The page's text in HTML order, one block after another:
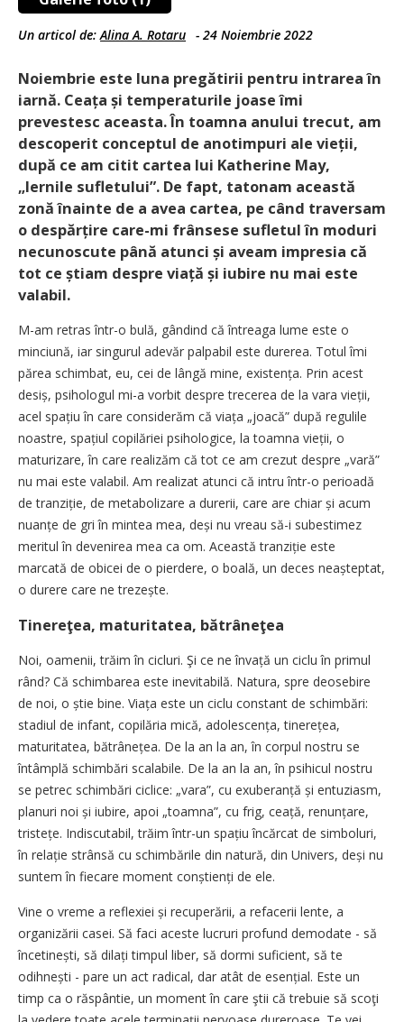
Un articol de:Alina A. Rotaru - 24 Noiembrie 2022
Noiembrie este luna pregătirii pentru intrarea în
iarnă. Ceața și temperaturile joase îmi
prevestesc aceasta. În toamna anului trecut, am
descoperit conceptul de anotimpuri ale vieții,
după ce am citit cartea lui Katherine May,
„Iernile sufletului”. De fapt, tatonam această
zonă înainte de a avea cartea, pe când traversam
o despărțire care-mi frânsese ­sufletul în moduri
necunoscute până atunci și aveam impresia că
tot ce știam despre viață și iubire nu mai este
valabil.
M-am retras într-o bulă, gândind că întreaga lume este o
minciună, iar singurul adevăr palpabil este durerea. Totul îmi
părea schimbat, eu, cei de lângă mine, existența. Prin acest
desiș, psihologul mi-a vorbit despre trecerea de la vara vieții,
acel spațiu în care considerăm că viața „joacă” după regulile
noastre, spațiul copilăriei psihologice, la toamna vieții, o
maturizare, în care realizăm că tot ce am crezut despre „vară”
nu mai este valabil. Am realizat atunci că intru într-o perioadă
de tranziție, de metabolizare a durerii, care are chiar și acum
nuanțe de gri în mintea mea, deși nu vreau să-i subestimez
meritul în devenirea mea ca om. Această tranziție este
marcată de obicei de o pierdere, o boală, un deces neașteptat,
o durere care ne trezește.
Tinereţea, maturitatea, bătrâneţea
Noi, oamenii, trăim în cicluri. Şi ce ne învață un ciclu în primul
rând? Că schimbarea este inevitabilă. Natura, spre deosebire
de noi, o știe bine. Viața este un ciclu constant de schimbări:
stadiul de infant, copilăria mică, adolescența, tinerețea,
maturitatea, bătrâ­ne­țea. De la an la an, în corpul nostru se
întâmplă schimbări scalabile. De la an la an, în psihicul nostru
se petrec schimbări ciclice: „vara”, cu exuberanță și entuziasm,
planuri noi și iubire, apoi „toamna”, cu frig, ceață, renun­țare,
tristețe. Indiscutabil, trăim într-un spațiu încărcat de simboluri,
în relație strânsă cu schimbările din natură, din Univers, deși nu
suntem în fiecare moment conștienți de ele.
Vine o vreme a reflexiei și recuperării, a refacerii lente, a
organizării casei. Să faci aceste lucruri profund demodate - să
încetinești, să dilați timpul liber, să dormi suficient, să te
odihnești - pare un act radical, dar atât de esențial. Este un
timp ca o răspântie, un moment în care ştii că trebuie să scoţi